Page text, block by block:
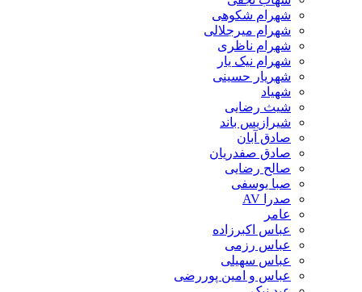
شهرام شکوهی
شهرام میرجلالی
شهرام ناظری
شهرام نیک یار
شهریار حسینی
شهیاد
شیث رضایی
شیرازیس باند
صادق آبان
صادق صفدریان
صالح رضایی
صبا یوسفی
صدرا AV
عامر
عباس اکبرزاده
عباس رزمی
عباس سهیلی
عباس و امین پوررضی